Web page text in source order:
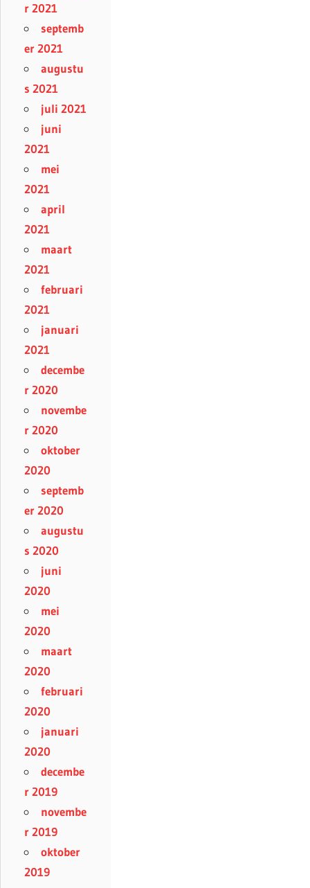
r 2021
septemb
er 2021
augustu
s 2021
juli 2021
juni
2021
mei
2021
april
2021
maart
2021
februari
2021
januari
2021
decembe
r 2020
novembe
r 2020
oktober
2020
septemb
er 2020
augustu
s 2020
juni
2020
mei
2020
maart
2020
februari
2020
januari
2020
decembe
r 2019
novembe
r 2019
oktober
2019